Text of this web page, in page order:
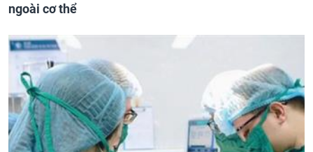
ngoài cơ thể